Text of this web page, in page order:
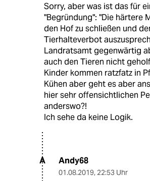
Sorry, aber was ist das für
"Begründung": "Die härtere
den Hof zu schließen und
Tierhalteverbot
Landratsamt gegenwärtig
auch den Tieren nicht
Kinder kommen ratzfatz in
Kühen aber geht es aber
hier sehr offensichtlichen
anderswo?!
Ich sehe da keine Logik.
A Andy68
01.08.2019, 22:53 Uhr